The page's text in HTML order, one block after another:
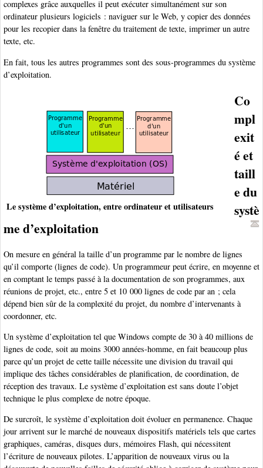
complexes grâce auxquelles il peut exécuter simultanément sur son
ordinateur plusieurs logiciels : naviguer sur le Web, y copier des données
pour les recopier dans la fenêtre du traitement de texte, imprimer un autre
texte, etc.
En fait, tous les autres programmes sont des sous-programmes du système
d’exploitation.
Le système d’exploitation, entre ordinateur et utilisateurs
Co
mpl
exit
é et
taill
e du
systè
me d’exploitation
On mesure en général la taille d’un programme par le nombre de lignes
qu’il comporte (lignes de code). Un programmeur peut écrire, en moyenne et
en comptant le temps passé à la documentation de son programmes, aux
réunions de projet, etc., entre 5 et 10 000 lignes de code par an ; cela
dépend bien sûr de la complexité du projet, du nombre d’intervenants à
coordonner, etc.
Un système d’exploitation tel que Windows compte de 30 à 40 millions de
lignes de code, soit au moins 3000 années-homme, en fait beaucoup plus
parce qu’un projet de cette taille nécessite une division du travail qui
implique des tâches considérables de planification, de coordination, de
réception des travaux. Le système d’exploitation est sans doute l’objet
technique le plus complexe de notre époque.
De surcroît, le système d’exploitation doit évoluer en permanence. Chaque
jour arrivent sur le marché de nouveaux dispositifs matériels tels que cartes
graphiques, caméras, disques durs, mémoires Flash, qui nécessitent
l’écriture de nouveaux pilotes. L’apparition de nouveaux virus ou la